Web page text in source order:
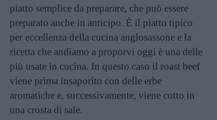
piatto semplice da preparare, che può essere
preparato anche in anticipo. È il piatto tipico
per eccellenza della cucina anglosassone e la
ricetta che andiamo a proporvi oggi è una delle
più usate in cucina. In questo caso il roast beef
viene prima insaporito con delle erbe
aromatiche e, successivamente, viene cotto in
una crosta di sale.